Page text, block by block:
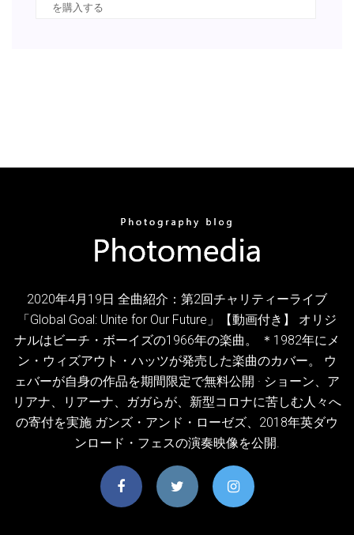
を購入する
2020年4月19日 全曲紹介：第2回チャリティーライブ
「Global Goal: Unite for Our Future」【動画付き】 オリジ
ナルはビーチ・ボーイズの1966年の楽曲。 ＊1982年にメ
ン・ウィズアウト・ハッツが発売した楽曲のカバー。 ウ
ェバーが自身の作品を期間限定で無料公開 · ショーン、ア
リアナ、リアーナ、ガガらが、新型コロナに苦しむ人々へ
の寄付を実施 ガンズ・アンド・ローゼズ、2018年英ダウ
ンロード・フェスの演奏映像を公開.